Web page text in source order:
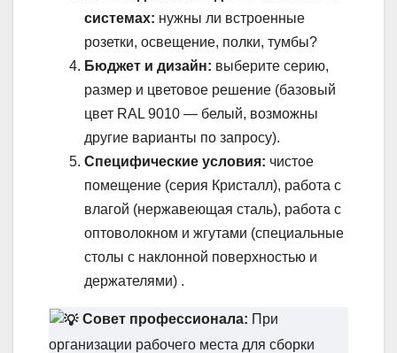
системах: нужны ли встроенные
розетки, освещение, полки, тумбы?
Бюджет и дизайн: выберите серию,
размер и цветовое решение (базовый
цвет RAL 9010 — белый, возможны
другие варианты по запросу).
Специфические условия: чистое
помещение (серия Кристалл), работа с
влагой (нержавеющая сталь), работа с
оптоволокном и жгутами (специальные
столы с наклонной поверхностью и
держателями) .
Совет профессионала: При
организации рабочего места для сборки